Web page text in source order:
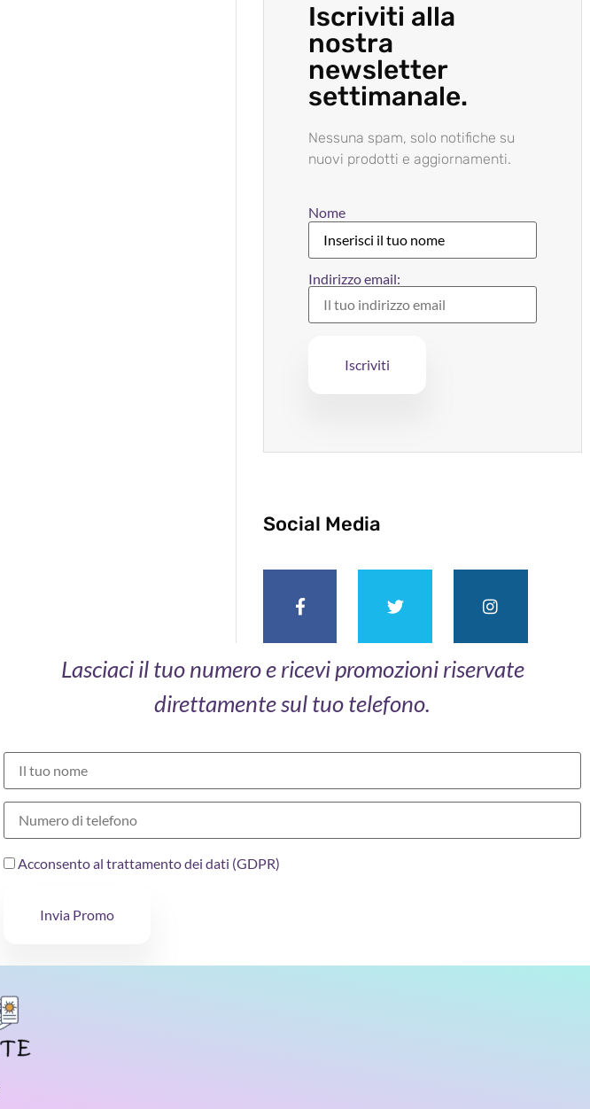
Iscriviti alla
nostra
newsletter
settimanale.
Nessuna spam, solo notifiche su
nuovi prodotti e aggiornamenti.
Nome
Indirizzo email:
Social Media
Lasciaci il tuo numero e ricevi promozioni riservate
direttamente sul tuo telefono.
Acconsento al trattamento dei dati (GDPR)
Invia Promo